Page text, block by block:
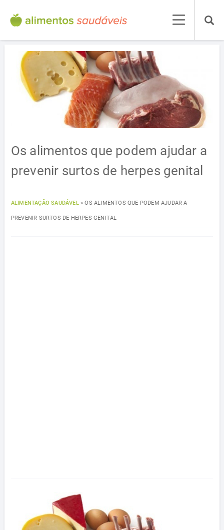
Os alimentos que podem ajudar a
prevenir surtos de herpes genital
ALIMENTAÇÃO SAUDÁVEL»OS ALIMENTOS QUE PODEM AJUDAR A
PREVENIR SURTOS DE HERPES GENITAL